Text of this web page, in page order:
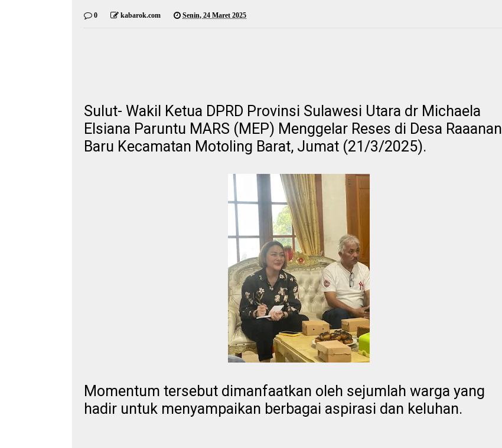
0 kabarok.com Senin, 24 Maret 2025
Sulut- Wakil Ketua DPRD Provinsi Sulawesi Utara dr Michaela
Elsiana Paruntu MARS (MEP) Menggelar Reses di Desa Raaanan
Baru Kecamatan Motoling Barat, Jumat (21/3/2025).
Momentum tersebut dimanfaatkan oleh sejumlah warga yang
hadir untuk menyampaikan berbagai aspirasi dan keluhan.